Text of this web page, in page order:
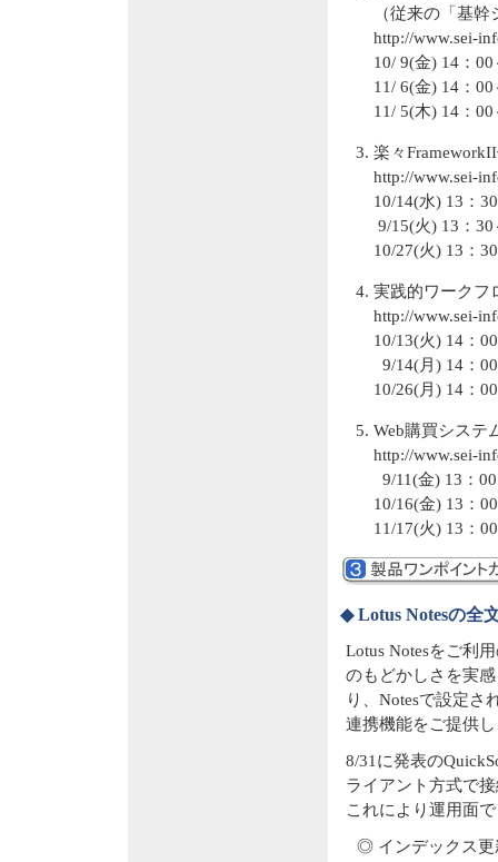
（従来の「基
http://www.sei-
10/ 9(金) 14：
11/ 6(金) 14：
11/ 5(木) 14：
楽々
http://www.sei-
10/14(水) 13：
9/15(火) 13：
10/27(火) 13：
実践的ワークフ
http://www.sei-
10/13(火) 14：
9/14(月) 14：
10/26(月) 14：
Web購買システ
http://www.sei-
9/11(金) 13：
10/16(金) 13：
11/17(火) 13：
◆ Lotus Notesの全
Lotus Notesをご利
のもどかしさを実
り、Notesで設定さ
連携機能をご提供
8/31に発表の
ライアント方式で
これにより運用面で
◎ インデックス更